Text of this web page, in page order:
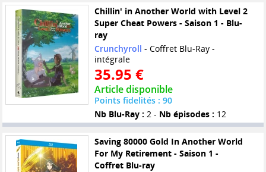
Chillin' in Another World with Level 2
Super Cheat Powers - Saison 1 - Blu-
ray
Crunchyroll - Coffret Blu-Ray -
intégrale
35.95 €
Article disponible
Points fidelités : 90
Nb Blu-Ray : 2 - Nb épisodes : 12
Saving 80000 Gold In Another World
For My Retirement - Saison 1 -
Coffret Blu-ray